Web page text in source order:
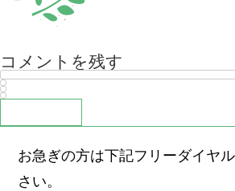
コメントを残す
お急ぎの方は下記フリーダイヤ
さい。